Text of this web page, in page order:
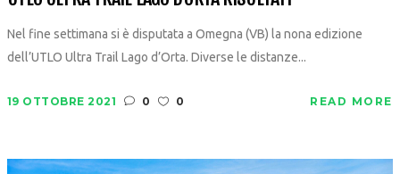
Nel fine settimana si è disputata a Omegna (VB) la nona edizione
dell’UTLO Ultra Trail Lago d’Orta. Diverse le distanze...
19 OTTOBRE 2021 0 0 READ MORE